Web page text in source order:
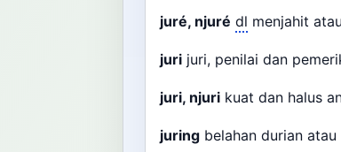
juré, njuré dl menjahit
juri juri, penilai dan
juri, njuri kuat dan halus
juring belahan durian atau